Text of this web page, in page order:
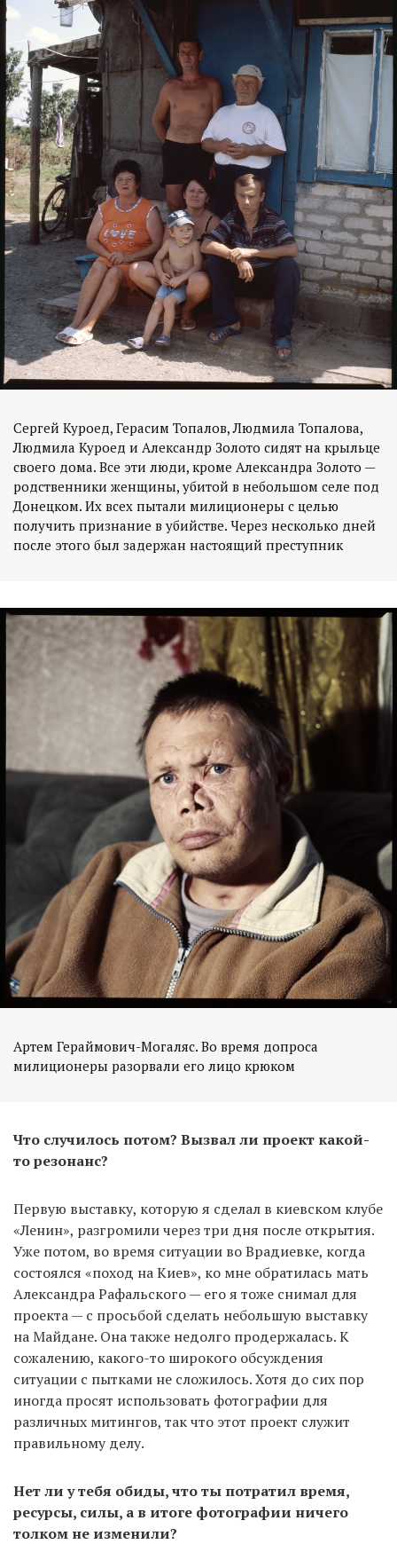
Сергей Куроед, Герасим Топалов, Людмила Топалова,
Людмила Куроед и Александр Золото сидят на крыльце
своего дома. Все эти люди, кроме Александра Золото —
родственники женщины, убитой в небольшом селе под
Донецком. Их всех пытали милиционеры с целью
получить признание в убийстве. Через несколько дней
после этого был задержан настоящий преступник
Артем Гераймович-Могаляс. Во время допроса
милиционеры разорвали его лицо крюком
Что случилось потом? Вызвал ли проект какой-
то резонанс?
Первую выставку, которую я сделал в киевском клубе
«Ленин», разгромили через три дня после открытия.
Уже потом, во время ситуации во Врадиевке, когда
состоялся «поход на Киев», ко мне обратилась мать
Александра Рафальского — его я тоже снимал для
проекта — с просьбой сделать небольшую выставку
на Майдане. Она также недолго продержалась. К
сожалению, какого-то широкого обсуждения
ситуации с пытками не сложилось. Хотя до сих пор
иногда просят использовать фотографии для
различных митингов, так что этот проект служит
правильному делу.
Нет ли у тебя обиды, что ты потратил время,
ресурсы, силы, а в итоге фотографии ничего
толком не изменили?